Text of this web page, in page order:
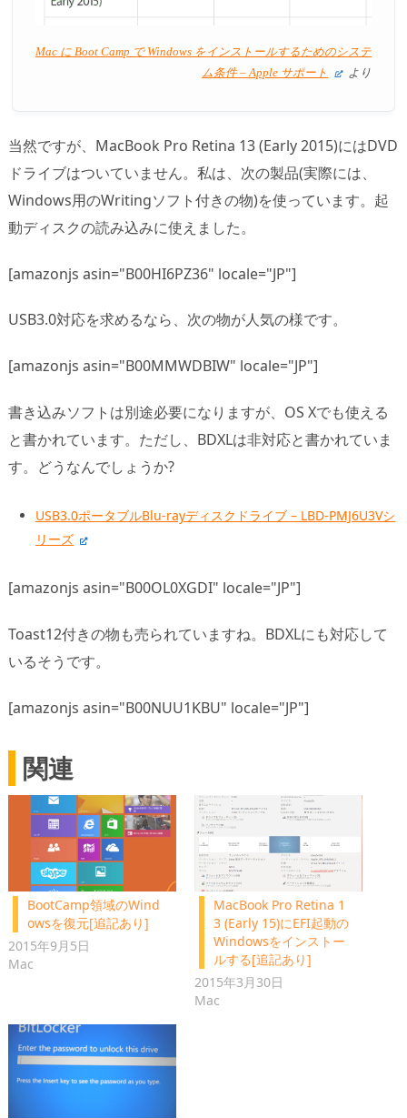
Mac に Boot Camp で Windows をインストールするためのシステ
ム条件 – Apple サポート
より
当然ですが、MacBook Pro Retina 13 (Early 2015)にはDVD
ドライブはついていません。私は、次の製品(実際には、
Windows用のWritingソフト付きの物)を使っています。起
動ディスクの読み込みに使えました。
[amazonjs asin="B00HI6PZ36" locale="JP"]
USB3.0対応を求めるなら、次の物が人気の様です。
[amazonjs asin="B00MMWDBIW" locale="JP"]
書き込みソフトは別途必要になりますが、OS Xでも使える
と書かれています。ただし、BDXLは非対応と書かれていま
す。どうなんでしょうか?
USB3.0ポータブルBlu-rayディスクドライブ – LBD-PMJ6U3Vシ
リーズ
[amazonjs asin="B00OL0XGDI" locale="JP"]
Toast12付きの物も売られていますね。BDXLにも対応して
いるそうです。
[amazonjs asin="B00NUU1KBU" locale="JP"]
関連
BootCamp領域のWind
owsを復元[追記あり]
2015年9月5日
Mac
MacBook Pro Retina 1
3 (Early 15)にEFI起動の
Windowsをインストー
ルする[追記あり]
2015年3月30日
Mac